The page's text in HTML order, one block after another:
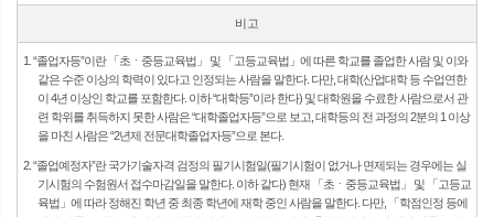
비고
1. “졸업자등”이란 「초ㆍ중등교육법」 및 「고등교육법」에 따른 학교를 졸업한 사람 및 이와
같은 수준 이상의 학력이 있다고 인정되는 사람을 말한다. 다만, 대학(산업대학 등 수업연한
이 4년 이상인 학교를 포함한다. 이하 “대학등”이라 한다) 및 대학원을 수료한 사람으로서 관
련 학위를 취득하지 못한 사람은 “대학졸업자등”으로 보고, 대학등의 전 과정의 2분의 1 이상
을 마친 사람은 “2년제 전문대학졸업자등”으로 본다.
2. “졸업예정자”란 국가기술자격 검정의 필기시험일(필기시험이 없거나 면제되는 경우에는 실
기시험의 수험원서 접수마감일을 말한다. 이하 같다) 현재 「초ㆍ중등교육법」 및 「고등교
육법」에 따라 정해진 학년 중 최종 학년에 재학 중인 사람을 말한다. 다만, 「학점인정 등에